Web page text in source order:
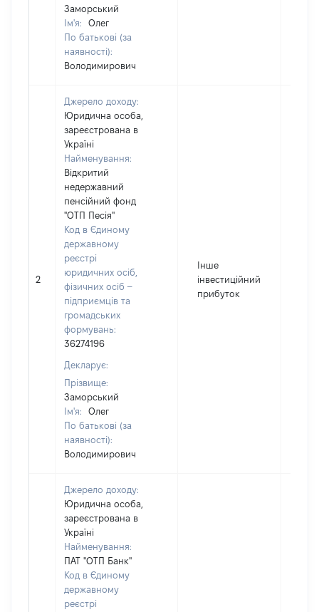
Заморський
Ім'я:
Олег
По батькові (за
наявності):
Володимирович
2
Джерело доходу:
Юридична особа,
зареєстрована в
Україні
Найменування:
Відкритий
недержавний
пенсійний фонд
"ОТП Песія"
Код в Єдиному
державному
реєстрі
юридичних осіб,
фізичних осіб –
підприємців та
громадських
формувань:
36274196
Декларує:
Прізвище:
Заморський
Ім'я:
Олег
По батькові (за
наявності):
Володимирович
Інше
інвестиційний
прибуток
Джерело доходу:
Юридична особа,
зареєстрована в
Україні
Найменування:
ПАТ "ОТП Банк"
Код в Єдиному
державному
реєстрі